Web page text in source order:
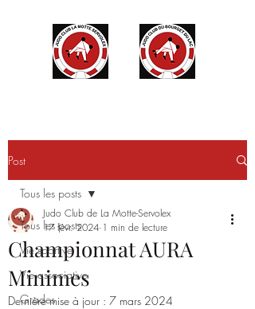
Post
Tous les posts
Vie sportive
Vie associative
Grades
Tous les posts
Championnat AURA
Minimes
Judo Club de La Motte-Servolex
17 févr. 2024 1 min de lecture
Dernière mise à jour : 7 mars 2024